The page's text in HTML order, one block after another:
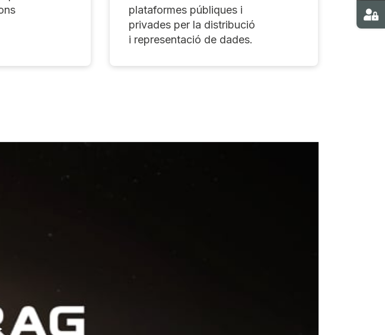
plataformes públiques i
privades per la distribució
i representació de dades.